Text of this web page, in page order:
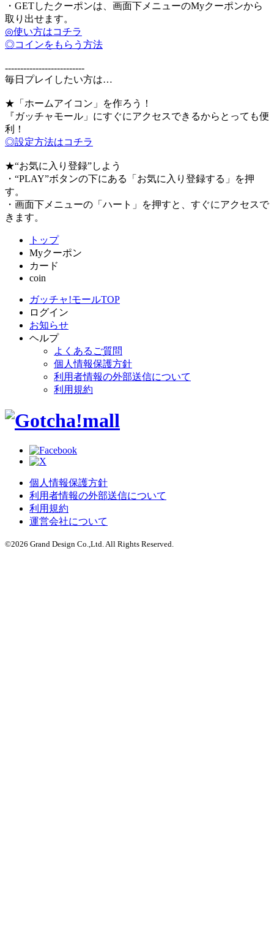
・GETしたクーポンは、画面下メニューのMyクーポンから
取り出せます。
◎使い方はコチラ
◎コインをもらう方法
--------------------------
毎日プレイしたい方は…
★「ホームアイコン」を作ろう！
『ガッチャモール」にすぐにアクセスできるからとっても便
利！
◎設定方法はコチラ
★“お気に入り登録”しよう
・“PLAY”ボタンの下にある「お気に入り登録する」を押
す。
・画面下メニューの「ハート」を押すと、すぐにアクセスで
きます。
トップ
Myクーポン
カード
coin
ガッチャ!モールTOP
ログイン
お知らせ
ヘルプ
よくあるご質問
個人情報保護方針
利用者情報の外部送信について
利用規約
個人情報保護方針
利用者情報の外部送信について
利用規約
運営会社について
©2026 Grand Design Co.,Ltd. All Rights Reserved.